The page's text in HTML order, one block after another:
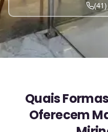
Quais
Oferecem